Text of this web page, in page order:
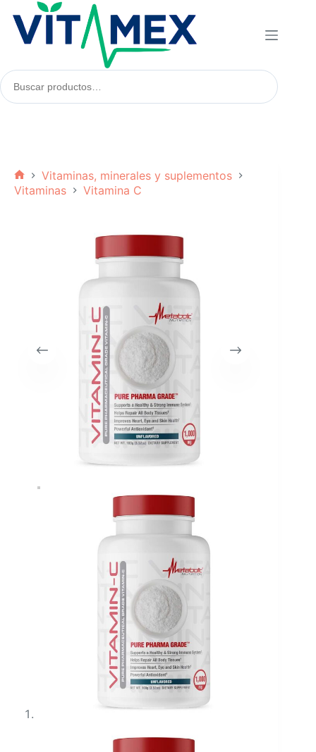
contenido
Buscar
productos:
Inicio
Vitaminas, minerales y suplementos
Vitaminas
Vitamina C